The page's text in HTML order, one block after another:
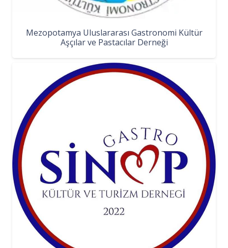
Mezopotamya Uluslararası Gastronomi Kültür
Aşçılar ve Pastacılar Derneği